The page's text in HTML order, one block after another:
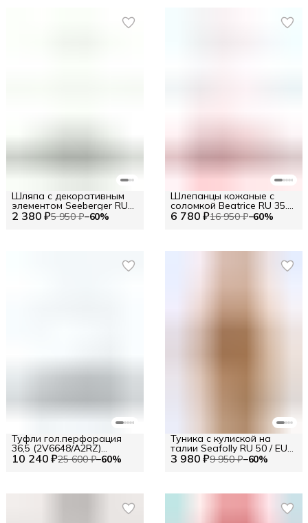
2 380 ₽5 950 ₽−60%
Шляпа с декоративным
элементом Seeberger RU
uni / EU uni / uni 6 780 ₽16 950 ₽−60%
Шлепанцы кожаные с
соломкой Beatrice RU 35.5
/ EU 36 / 36
10 240 ₽25 600 ₽−60%
Туфли гол.перфорация
36,5 (2V6648/A2RZ)
Размер 35.5 (IT2) Цв. 3 980 ₽9 950 ₽−60%
Туника с кулиской на
талии Seafolly RU 50 / EU
44 / XL